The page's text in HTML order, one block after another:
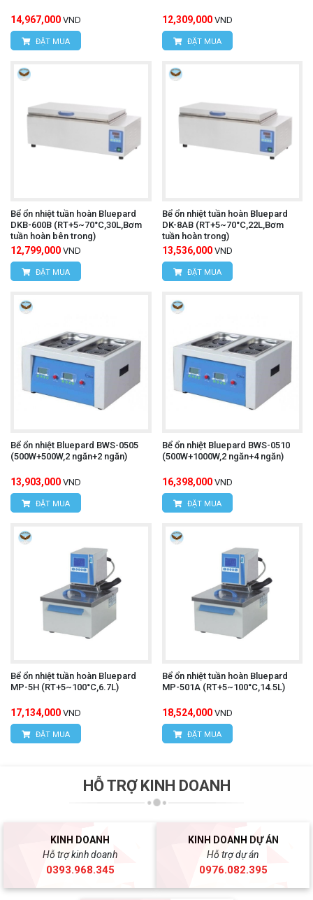
14,967,000 VND
ĐẶT MUA
12,309,000 VND
ĐẶT MUA
Bể ổn nhiệt tuần hoàn Bluepard
DKB-600B (RT+5~70°C,30L,Bơm
tuần hoàn bên trong)
12,799,000 VND
ĐẶT MUA
Bể ổn nhiệt tuần hoàn Bluepard
DK-8AB (RT+5~70°C,22L,Bơm
tuần hoàn trong)
13,536,000 VND
ĐẶT MUA
Bể ổn nhiệt Bluepard BWS-0505
(500W+500W,2 ngăn+2 ngăn)
13,903,000 VND
ĐẶT MUA
Bể ổn nhiệt Bluepard BWS-0510
(500W+1000W,2 ngăn+4 ngăn)
16,398,000 VND
ĐẶT MUA
Bể ổn nhiệt tuần hoàn Bluepard
MP-5H (RT+5~100°C,6.7L)
17,134,000 VND
ĐẶT MUA
Bể ổn nhiệt tuần hoàn Bluepard
MP-501A (RT+5~100°C,14.5L)
18,524,000 VND
ĐẶT MUA
HỖ TRỢ KINH DOANH
KINH DOANH
Hỗ trợ kinh doanh
0393.968.345
KINH DOANH DỰ ÁN
Hỗ trợ dự án
0976.082.395